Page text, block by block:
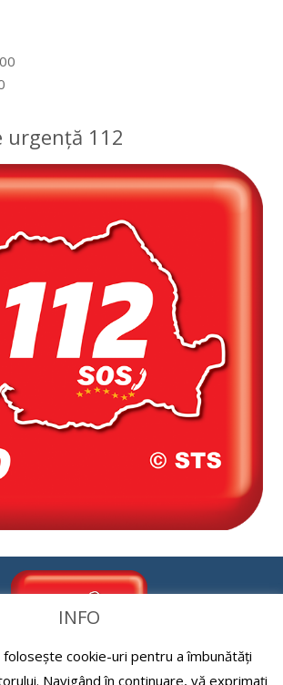
urgență 112
INFO
cookie-uri pentru a îmbunătăți
Navigând în continuare, vă exprimați